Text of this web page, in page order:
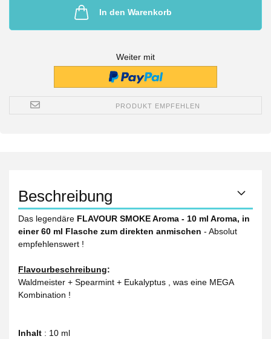
In den Warenkorb
Weiter mit
PRODUKT EMPFEHLEN
Beschreibung
Das legendäre FLAVOUR SMOKE Aroma - 10 ml Aroma, in
einer 60 ml Flasche zum direkten anmischen - Absolut
empfehlenswert !
Flavourbeschreibung:
Waldmeister + Spearmint + Eukalyptus , was eine MEGA
Kombination !
Inhalt : 10 ml